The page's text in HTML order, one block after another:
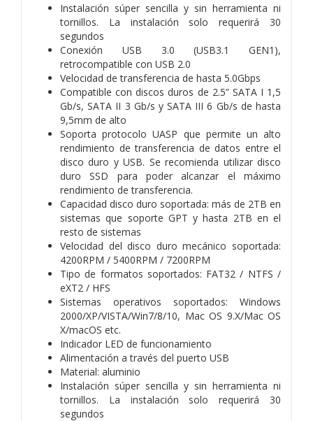
Instalación súper sencilla y sin herramienta ni
tornillos. La instalación solo requerirá 30
segundos
Conexión USB 3.0 (USB3.1 GEN1),
retrocompatible con USB 2.0
Velocidad de transferencia de hasta 5.0Gbps
Compatible con discos duros de 2.5” SATA I 1,5
Gb/s, SATA II 3 Gb/s y SATA III 6 Gb/s de hasta
9,5mm de alto
Soporta protocolo UASP que permite un alto
rendimiento de transferencia de datos entre el
disco duro y USB. Se recomienda utilizar disco
duro SSD para poder alcanzar el máximo
rendimiento de transferencia.
Capacidad disco duro soportada: más de 2TB en
sistemas que soporte GPT y hasta 2TB en el
resto de sistemas
Velocidad del disco duro mecánico soportada:
4200RPM / 5400RPM / 7200RPM
Tipo de formatos soportados: FAT32 / NTFS /
eXT2 / HFS
Sistemas operativos soportados: Windows
2000/XP/VISTA/Win7/8/10, Mac OS 9.X/Mac OS
X/macOS etc.
Indicador LED de funcionamiento
Alimentación a través del puerto USB
Material: aluminio
Instalación súper sencilla y sin herramienta ni
tornillos. La instalación solo requerirá 30
segundos